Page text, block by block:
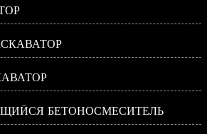
БЕТОНОСМЕСИТЕЛЬ